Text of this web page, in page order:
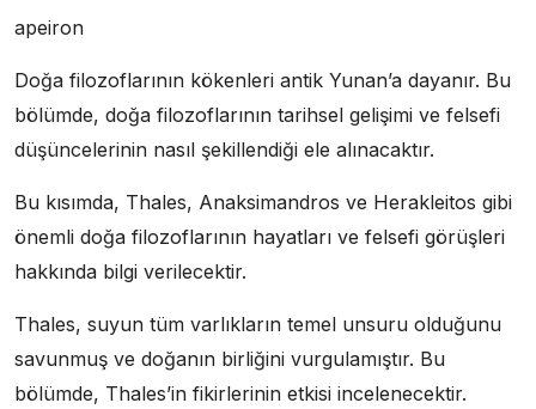
apeiron
Doğa filozoflarının kökenleri antik Yunan’a dayanır. Bu
bölümde, doğa filozoflarının tarihsel gelişimi ve felsefi
düşüncelerinin nasıl şekillendiği ele alınacaktır.
Bu kısımda, Thales, Anaksimandros ve Herakleitos gibi
önemli doğa filozoflarının hayatları ve felsefi görüşleri
hakkında bilgi verilecektir.
Thales, suyun tüm varlıkların temel unsuru olduğunu
savunmuş ve doğanın birliğini vurgulamıştır. Bu
bölümde, Thales’in fikirlerinin etkisi incelenecektir.